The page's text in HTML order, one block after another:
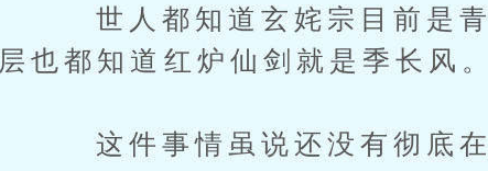
世人都知道玄姹宗目前是青
层也都知道红炉仙剑就是季长风。
这件事情虽说还没有彻底在